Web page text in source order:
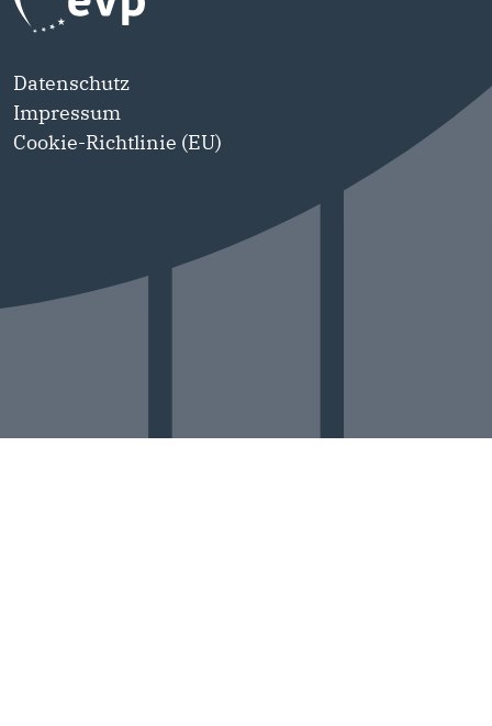
Datenschutz
Impressum
Cookie-Richtlinie (EU)